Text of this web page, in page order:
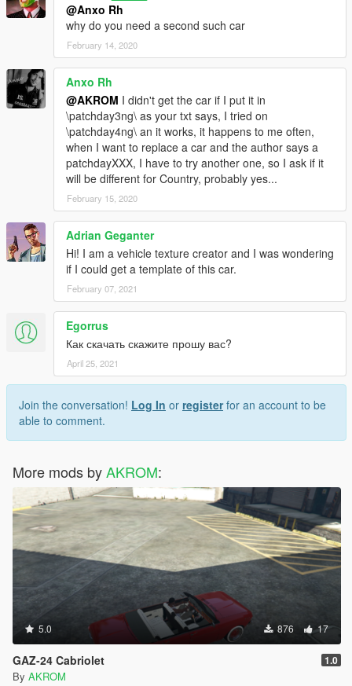
@Anxo Rh
why do you need a second such car
February 14, 2020
Anxo Rh
@AKROM I didn't get the car if I put it in
\patchday3ng\ as your txt says, I tried on
\patchday4ng\ an it works, it happens to me often,
when I want to replace a car and the author says a
patchdayXXX, I have to try another one, so I ask if it
will be different for Country, probably yes...
February 15, 2020
Adrian Geganter
Hi! I am a vehicle texture creator and I was wondering
if I could get a template of this car.
February 07, 2021
Egorrus
Как скачать скажите прошу вас?
April 25, 2021
Join the conversation! Log In or registerfor an account to be
able to comment.
More mods byAKROM:
5.0 876 17
GAZ-24 Cabriolet 1.0
By AKROM